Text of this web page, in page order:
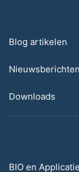
Blog artikelen
Nieuwsberichten
Downloads
BIO en